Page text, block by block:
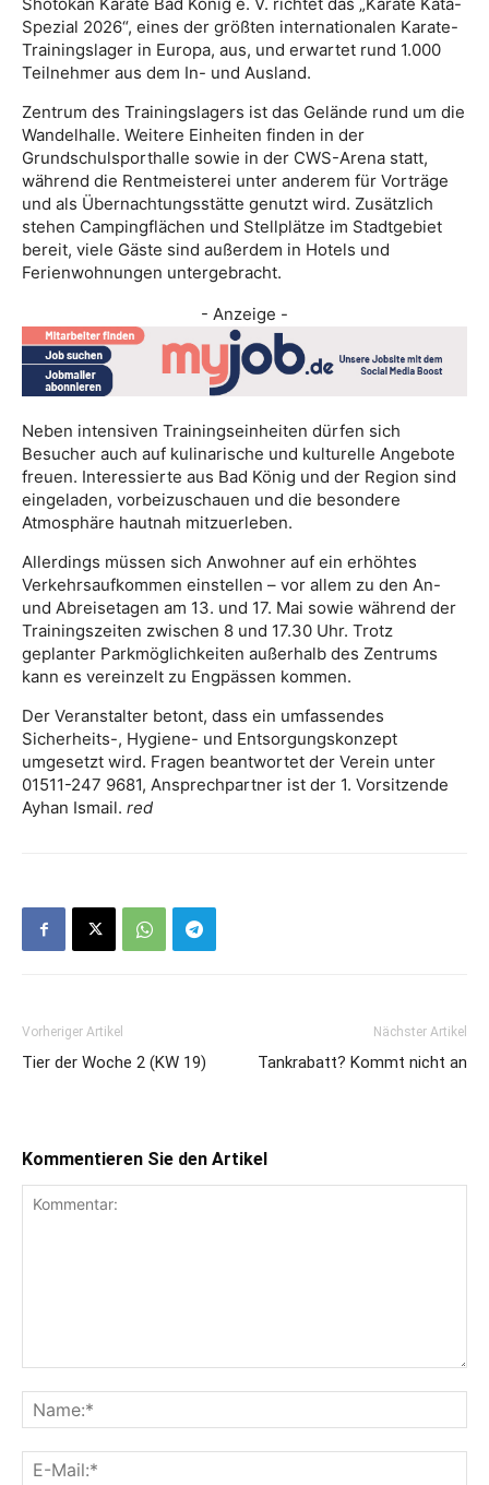
Spezial 2026“, eines der größten internationalen Karate-
Trainingslager in Europa, aus, und erwartet rund 1.000
Teilnehmer aus dem In- und Ausland.
Zentrum des Trainingslagers ist das Gelände rund um die
Wandelhalle. Weitere Einheiten finden in der
Grundschulsporthalle sowie in der CWS-Arena statt,
während die Rentmeisterei unter anderem für Vorträge
und als Übernachtungsstätte genutzt wird. Zusätzlich
stehen Campingflächen und Stellplätze im Stadtgebiet
bereit, viele Gäste sind außerdem in Hotels und
Ferienwohnungen untergebracht.
- Anzeige -
Neben intensiven Trainingseinheiten dürfen sich
Besucher auch auf kulinarische und kulturelle Angebote
freuen. Interessierte aus Bad König und der Region sind
eingeladen, vorbeizuschauen und die besondere
Atmosphäre hautnah mitzuerleben.
Allerdings müssen sich Anwohner auf ein erhöhtes
Verkehrsaufkommen einstellen – vor allem zu den An-
und Abreisetagen am 13. und 17. Mai sowie während der
Trainingszeiten zwischen 8 und 17.30 Uhr. Trotz
geplanter Parkmöglichkeiten außerhalb des Zentrums
kann es vereinzelt zu Engpässen kommen.
Der Veranstalter betont, dass ein umfassendes
Sicherheits-, Hygiene- und Entsorgungskonzept
umgesetzt wird. Fragen beantwortet der Verein unter
01511-247 9681, Ansprechpartner ist der 1. Vorsitzende
Ayhan Ismail. red
Vorheriger Artikel
Tier der Woche 2 (KW 19)
Nächster Artikel
Tankrabatt? Kommt nicht an
Kommentieren Sie den Artikel